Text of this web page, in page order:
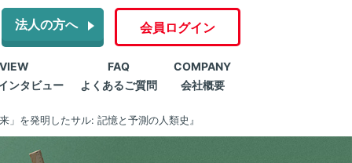
法人の方へ 会員ログイン
ンタビュー
FAQ
よくあるご質問
COMPANY
会社概要
」を発明したサル: 記憶と予測の人類史』